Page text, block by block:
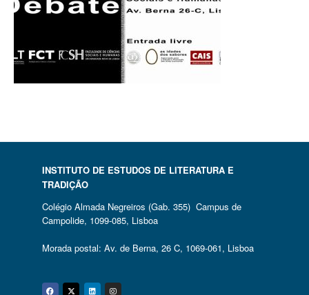
INSTITUTO DE ESTUDOS DE LITERATURA E
TRADIÇÃO
Colégio Almada Negreiros (Gab. 355) Campus de
Campolide, 1099-085, Lisboa
Morada postal: Av. de Berna, 26 C, 1069-061, Lisboa